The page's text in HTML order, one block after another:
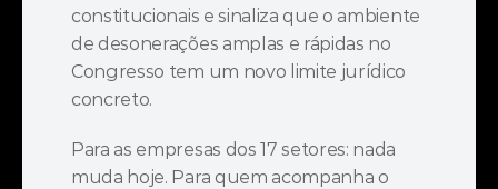
constitucionais e sinaliza que o ambiente
de desonerações amplas e rápidas no
Congresso tem um novo limite jurídico
concreto.
Para as empresas dos 17 setores: nada
muda hoje. Para quem acompanha o